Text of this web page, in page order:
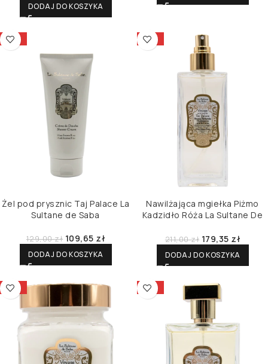
DODAJ DO KOSZYKA
-15%
Żel pod prysznic Taj Palace La
Sultane de Saba
129,00zł 109,65 zł
DODAJ DO KOSZYKA
-15%
Nawilżająca mgiełka Piżmo
Kadzidło Róża La Sultane De
211,00zł 179,35 zł
DODAJ DO KOSZYKA
-15% -15%